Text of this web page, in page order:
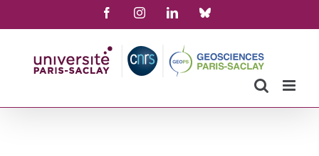
to
FacebookInstagramLinkedInBluesky